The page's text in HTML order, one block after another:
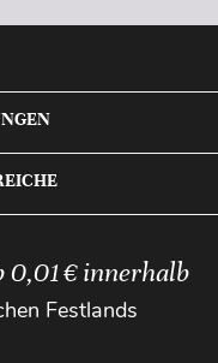
0,01 € innerhalb
Festlands